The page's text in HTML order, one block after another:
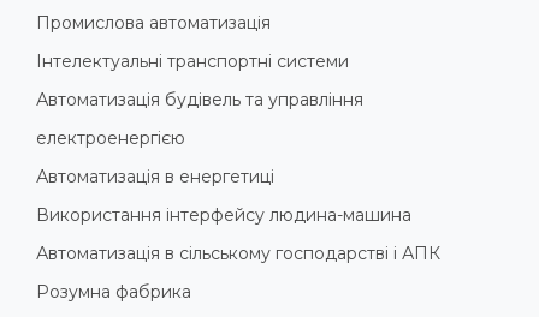
Промислова автоматизація
Інтелектуальні транспортні системи
Автоматизація будівель та управління
електроенергією
Автоматизація в енергетиці
Використання інтерфейсу людина-машина
Автоматизація в сільському господарстві і АПК
Розумна фабрика